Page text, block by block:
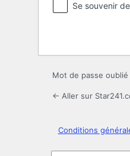
Se souvenir
Mot de passe oublié
← Aller sur
Conditions